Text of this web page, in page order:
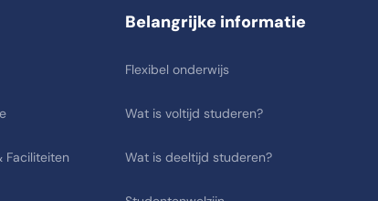
Faciliteiten
Belangrijke informatie
Flexibel onderwijs
Wat is voltijd studeren?
Wat is deeltijd studeren?